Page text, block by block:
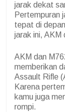
jarak dekat
Pertempuran
tepat di
jarak ini,
AKM dan
memberikan
Assault Rifle
Karena
kamu juga
rompi.